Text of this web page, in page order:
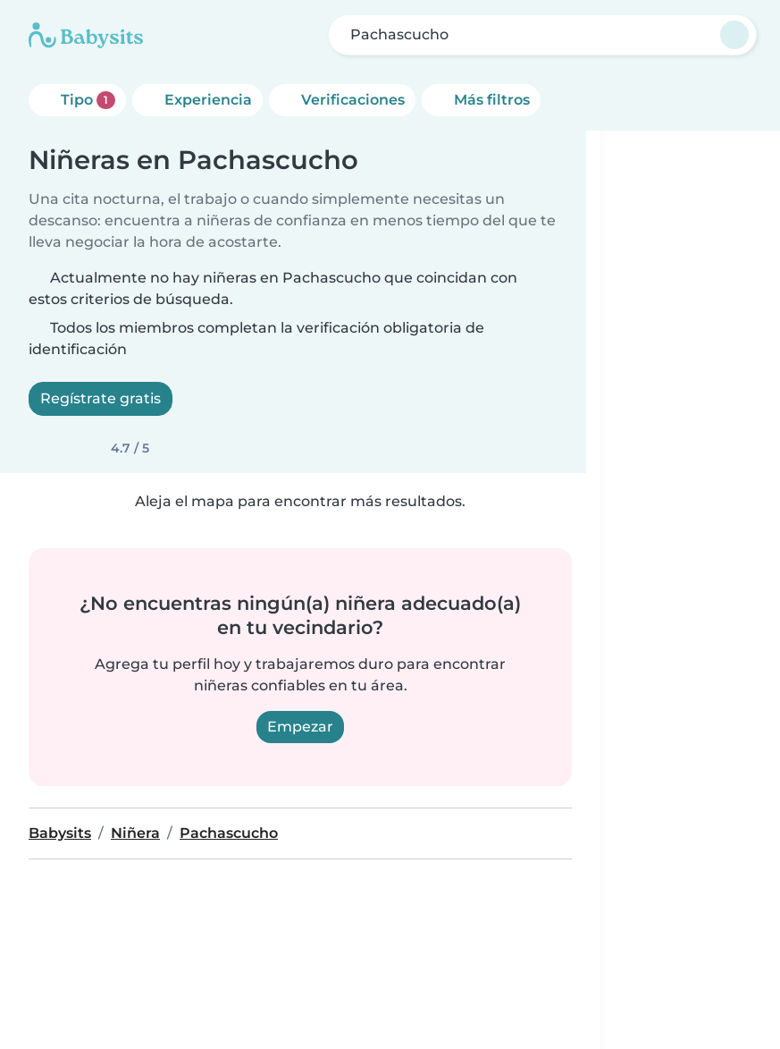
Pachascucho
Tipo 1 Experiencia Verificaciones Más filtros
Niñeras en Pachascucho
Una cita nocturna, el trabajo o cuando simplemente necesitas un
descanso: encuentra a niñeras de confianza en menos tiempo del que te
lleva negociar la hora de acostarte.
Actualmente no hay niñeras en Pachascucho que coincidan con
estos criterios de búsqueda.
Todos los miembros completan la verificación obligatoria de
identificación
Regístrate gratis
4.7 / 5
Aleja el mapa para encontrar más resultados.
¿No encuentras ningún(a) niñera adecuado(a)
en tu vecindario?
Agrega tu perfil hoy y trabajaremos duro para encontrar
niñeras confiables en tu área.
Empezar
Babysits Niñera Pachascucho